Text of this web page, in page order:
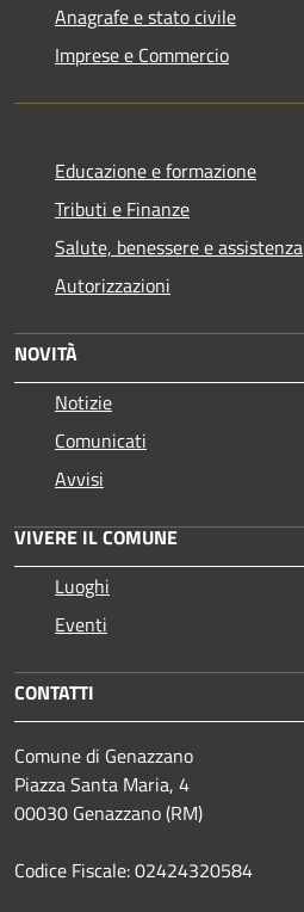
Anagrafe e stato civile
Imprese e Commercio
Educazione e formazione
Tributi e Finanze
Salute, benessere e assistenza
Autorizzazioni
NOVITÀ
Notizie
Comunicati
Avvisi
VIVERE IL COMUNE
Luoghi
Eventi
CONTATTI
Comune di Genazzano
Piazza Santa Maria, 4
00030 Genazzano (RM)
Codice Fiscale: 02424320584